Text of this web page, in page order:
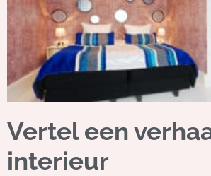
Vertel een
interieur